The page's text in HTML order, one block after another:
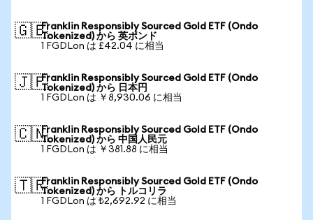
🇬🇧Franklin Responsibly Sourced Gold ETF (Ondo
Tokenized) から 英ポンド
1 FGDLon は £42.04 に相当
🇯🇵Franklin Responsibly Sourced Gold ETF (Ondo
Tokenized) から 日本円
1 FGDLon は ￥8,930.06 に相当
🇨🇳Franklin Responsibly Sourced Gold ETF (Ondo
Tokenized) から 中国人民元
1 FGDLon は ￥381.88 に相当
🇹🇷Franklin Responsibly Sourced Gold ETF (Ondo
Tokenized) から トルコリラ
1 FGDLon は ₺2,692.92 に相当